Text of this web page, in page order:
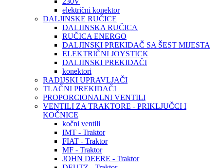
električni konektor
DALJINSKE RUČICE
DALJINSKA RUČICA
RUČICA ENERGO
DALJINSKI PREKIDAČ SA ŠEST MIJESTA
ELEKTRIČNI JOYSTICK
DALJINSKI PREKIDAČI
konektori
RADIJSKI UPRAVLJAČI
TLAČNI PREKIDAČI
PROPORCIONALNI VENTILI
VENTILI ZA TRAKTORE - PRIKLJUČCI I
KOČNICE
kočni ventili
IMT - Traktor
FIAT - Traktor
MF - Traktor
JOHN DEERE - Traktor